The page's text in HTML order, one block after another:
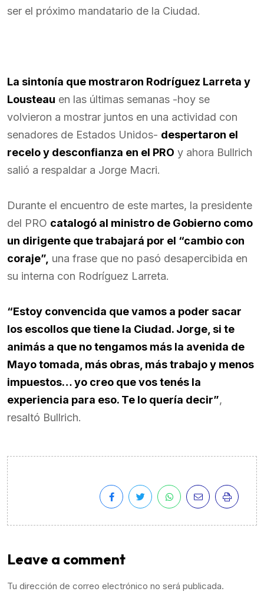
ser el próximo mandatario de la Ciudad.
La sintonía que mostraron Rodríguez Larreta y
Lousteau en las últimas semanas -hoy se
volvieron a mostrar juntos en una actividad con
senadores de Estados Unidos- despertaron el
recelo y desconfianza en el PRO y ahora Bullrich
salió a respaldar a Jorge Macri.
Durante el encuentro de este martes, la presidente
del PRO catalogó al ministro de Gobierno como
un dirigente que trabajará por el “cambio con
coraje”, una frase que no pasó desapercibida en
su interna con Rodríguez Larreta.
“Estoy convencida que vamos a poder sacar
los escollos que tiene la Ciudad. Jorge, si te
animás a que no tengamos más la avenida de
Mayo tomada, más obras, más trabajo y menos
impuestos… yo creo que vos tenés la
experiencia para eso. Te lo quería decir”,
resaltó Bullrich.
Leave a comment
Tu dirección de correo electrónico no será publicada.